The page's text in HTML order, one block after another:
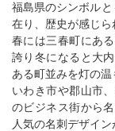
福島県のシンボル
在り、歴史が感じら
春には三春町にあ
誇り冬になると大
ある町並みを灯の温
いわき市や郡山市
のビジネス街から
人気の名刺デザイン